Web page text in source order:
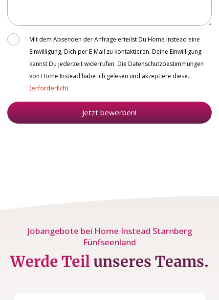
ConsentMit dem Absenden der Anfrage erteilst Du Home Instead eine
Einwilligung, Dich per E-Mail zu kontaktieren. Deine Einwilligung
kannst Du jederzeit widerrufen. Die Datenschutzbestimmungen
von Home Instead habe ich gelesen und akzeptiere diese.
(erforderlich)
Jetzt bewerben!
Jobangebote bei Home Instead Starnberg
Fünfseenland
Werde Teil unseres Teams.